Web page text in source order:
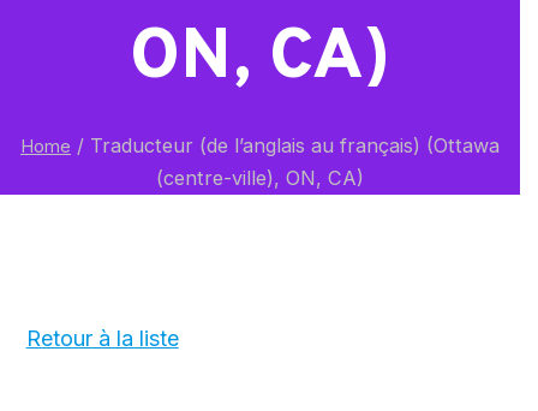
ON, CA)
Home / Traducteur (de l’anglais au français) (Ottawa
(centre-ville), ON, CA)
Retour à la liste